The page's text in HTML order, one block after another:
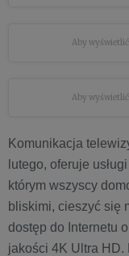
Aby
Aby
Komunikacja
lutego, oferuje
którym wszyscy
bliskimi, cieszyć się
dostęp do Internetu
jakości 4K Ultra HD.